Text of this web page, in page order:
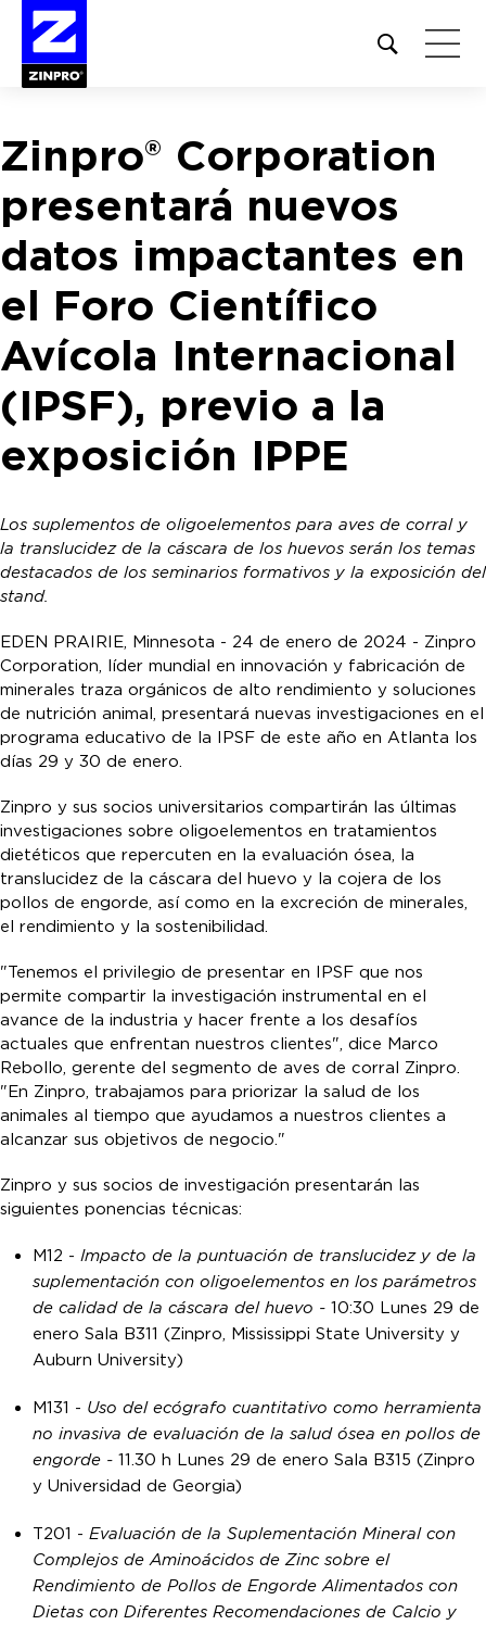
Open
site
Buscar:
Zinpro® Corporation
presentará nuevos
datos impactantes en
el Foro Científico
Avícola Internacional
(IPSF), previo a la
exposición IPPE
Los suplementos de oligoelementos para aves de corral y
la translucidez de la cáscara de los huevos serán los temas
destacados de los seminarios formativos y la exposición del
stand.
EDEN PRAIRIE, Minnesota - 24 de enero de 2024 - Zinpro
Corporation, líder mundial en innovación y fabricación de
minerales traza orgánicos de alto rendimiento y soluciones
de nutrición animal, presentará nuevas investigaciones en el
programa educativo de la IPSF de este año en Atlanta los
días 29 y 30 de enero.
Zinpro y sus socios universitarios compartirán las últimas
investigaciones sobre oligoelementos en tratamientos
dietéticos que repercuten en la evaluación ósea, la
translucidez de la cáscara del huevo y la cojera de los
pollos de engorde, así como en la excreción de minerales,
el rendimiento y la sostenibilidad.
"Tenemos el privilegio de presentar en IPSF que nos
permite compartir la investigación instrumental en el
avance de la industria y hacer frente a los desafíos
actuales que enfrentan nuestros clientes", dice Marco
Rebollo, gerente del segmento de aves de corral Zinpro.
"En Zinpro, trabajamos para priorizar la salud de los
animales al tiempo que ayudamos a nuestros clientes a
alcanzar sus objetivos de negocio."
Zinpro y sus socios de investigación presentarán las
siguientes ponencias técnicas:
M12 - Impacto de la puntuación de translucidez y de la
suplementación con oligoelementos en los parámetros
de calidad de la cáscara del huevo - 10:30 Lunes 29 de
enero Sala B311 (Zinpro, Mississippi State University y
Auburn University)
M131 - Uso del ecógrafo cuantitativo como herramienta
no invasiva de evaluación de la salud ósea en pollos de
engorde - 11.30 h Lunes 29 de enero Sala B315 (Zinpro
y Universidad de Georgia)
T201 - Evaluación de la Suplementación Mineral con
Complejos de Aminoácidos de Zinc sobre el
Rendimiento de Pollos de Engorde Alimentados con
Dietas con Diferentes Recomendaciones de Calcio y